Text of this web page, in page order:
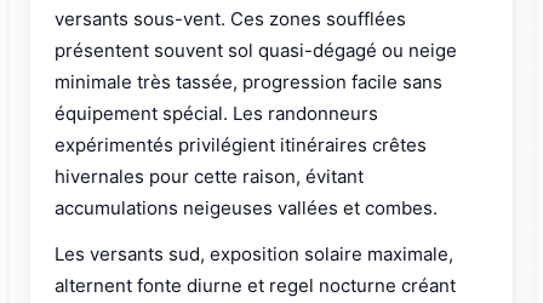
versants sous-vent. Ces zones soufflées
présentent souvent sol quasi-dégagé ou neige
minimale très tassée, progression facile sans
équipement spécial. Les randonneurs
expérimentés privilégient itinéraires crêtes
hivernales pour cette raison, évitant
accumulations neigeuses vallées et combes.
Les versants sud, exposition solaire maximale,
alternent fonte diurne et regel nocturne créant